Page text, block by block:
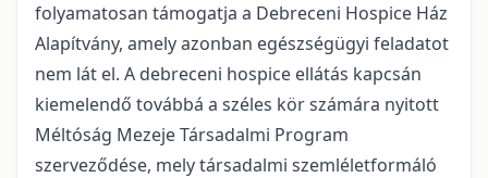
folyamatosan támogatja a Debreceni Hospice Ház
Alapítvány, amely azonban egészségügyi feladatot
nem lát el. A debreceni hospice ellátás kapcsán
kiemelendő továbbá a széles kör számára nyitott
Méltóság Mezeje Társadalmi Program
szerveződése, mely társadalmi szemléletformáló